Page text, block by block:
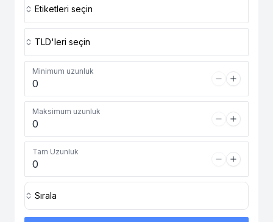
Etiketleri seçin
TLD'leri seçin
Minimum uzunluk
Maksimum uzunluk
Tam Uzunluk
Sırala